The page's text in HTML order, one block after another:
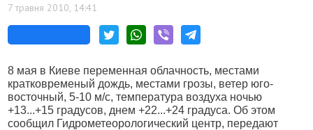
7 травня 2010, 14:41
8 мая в Киеве переменная облачность, местами
кратковременый дождь, местами грозы, ветер юго-
восточный, 5-10 м/с, температура воздуха ночью
+13...+15 градусов, днем +22...+24 градуса. Об этом
сообщил Гидрометеорологический центр, передают